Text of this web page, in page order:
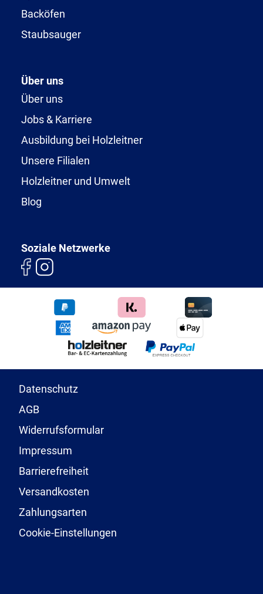
Backöfen
Staubsauger
Über uns
Über uns
Jobs & Karriere
Ausbildung bei Holzleitner
Unsere Filialen
Holzleitner und Umwelt
Blog
Soziale Netzwerke
Datenschutz
AGB
Widerrufsformular
Impressum
Barrierefreiheit
Versandkosten
Zahlungsarten
Cookie-Einstellungen